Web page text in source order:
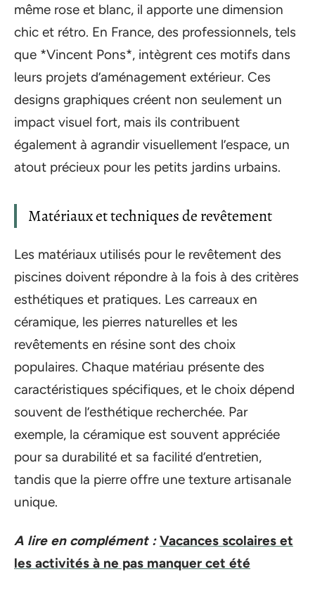
même rose et blanc, il apporte une dimension
chic et rétro. En France, des professionnels, tels
que *Vincent Pons*, intègrent ces motifs dans
leurs projets d’aménagement extérieur. Ces
designs graphiques créent non seulement un
impact visuel fort, mais ils contribuent
également à agrandir visuellement l’espace, un
atout précieux pour les petits jardins urbains.
Matériaux et techniques de revêtement
Les matériaux utilisés pour le revêtement des
piscines doivent répondre à la fois à des critères
esthétiques et pratiques. Les carreaux en
céramique, les pierres naturelles et les
revêtements en résine sont des choix
populaires. Chaque matériau présente des
caractéristiques spécifiques, et le choix dépend
souvent de l’esthétique recherchée. Par
exemple, la céramique est souvent appréciée
pour sa durabilité et sa facilité d’entretien,
tandis que la pierre offre une texture artisanale
unique.
A lire en complément : Vacances scolaires et
les activités à ne pas manquer cet été